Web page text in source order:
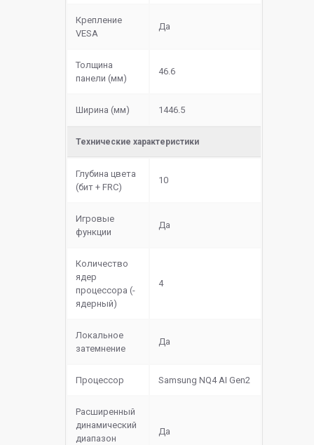
Крепление
VESA
Да
Толщина
панели (мм)
46.6
Ширина (мм) 1446.5
Технические характеристики
Глубина цвета
(бит + FRC)
10
Игровые
функции
Да
Количество
ядер
процессора (-
ядерный)
4
Локальное
затемнение
Да
Процессор Samsung NQ4 AI Gen2
Расширенный
динамический
диапазон
Да